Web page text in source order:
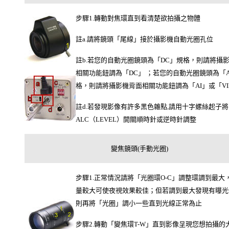
步驟1.轉動對焦環直到看清楚欲拍攝之物體
註a.請將鏡頭「尾線」接於攝影機自動光圈孔位
註b.若您的自動光圈鏡頭為「DC」規格，則請將攝
相關功能鈕調為「DC」 ；若您的自動光圈鏡頭為「
格，則請將攝影機背面相關功能鈕調為「AI」或「
註d.若發現影像有許多黑色雜點,請用十字螺絲起子將
ALC（LEVEL）開關順時針或逆時針調整
變焦鏡頭(手動光圈)
步驟1.正常情況請將「光圈環O-C」調整環調到最大
量較大可使夜視效果較佳；但若調到最大發現有曝
則再將「光圈」調小一些直到光線正常為止
步驟2.轉動「變焦環T-W」直到影像呈現您想拍攝的